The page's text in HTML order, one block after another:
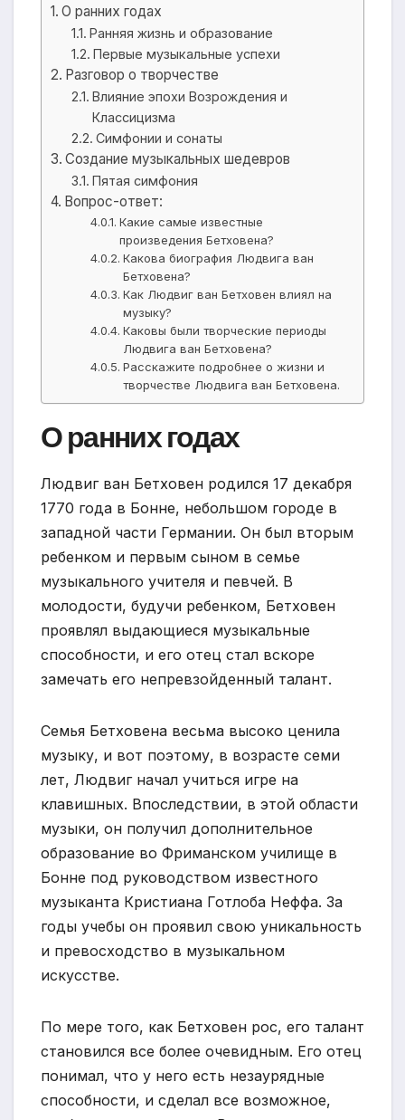
О ранних годах
Ранняя жизнь и образование
Первые музыкальные успехи
Разговор о творчестве
Влияние эпохи Возрождения и
Классицизма
Симфонии и сонаты
Создание музыкальных шедевров
Пятая симфония
Вопрос-ответ:
Какие самые известные
произведения Бетховена?
Какова биография Людвига ван
Бетховена?
Как Людвиг ван Бетховен влиял на
музыку?
Каковы были творческие периоды
Людвига ван Бетховена?
Расскажите подробнее о жизни и
творчестве Людвига ван Бетховена.
О ранних годах
Людвиг ван Бетховен родился 17 декабря
1770 года в Бонне, небольшом городе в
западной части Германии. Он был вторым
ребенком и первым сыном в семье
музыкального учителя и певчей. В
молодости, будучи ребенком, Бетховен
проявлял выдающиеся музыкальные
способности, и его отец стал вскоре
замечать его непревзойденный талант.
Семья Бетховена весьма высоко ценила
музыку, и вот поэтому, в возрасте семи
лет, Людвиг начал учиться игре на
клавишных. Впоследствии, в этой области
музыки, он получил дополнительное
образование во Фриманском училище в
Бонне под руководством известного
музыканта Кристиана Готлоба Неффа. За
годы учебы он проявил свою уникальность
и превосходство в музыкальном
искусстве.
По мере того, как Бетховен рос, его талант
становился все более очевидным. Его отец
понимал, что у него есть незаурядные
способности, и сделал все возможное,